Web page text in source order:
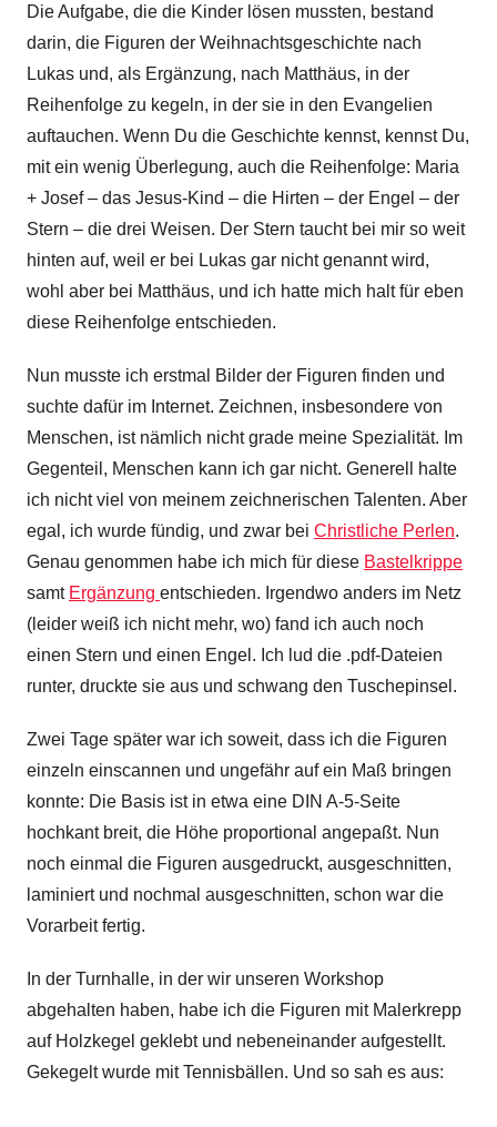
Die Aufgabe, die die Kinder lösen mussten, bestand
darin, die Figuren der Weihnachtsgeschichte nach
Lukas und, als Ergänzung, nach Matthäus, in der
Reihenfolge zu kegeln, in der sie in den Evangelien
auftauchen. Wenn Du die Geschichte kennst, kennst Du,
mit ein wenig Überlegung, auch die Reihenfolge: Maria
+ Josef – das Jesus-Kind – die Hirten – der Engel – der
Stern – die drei Weisen. Der Stern taucht bei mir so weit
hinten auf, weil er bei Lukas gar nicht genannt wird,
wohl aber bei Matthäus, und ich hatte mich halt für eben
diese Reihenfolge entschieden.
Nun musste ich erstmal Bilder der Figuren finden und
suchte dafür im Internet. Zeichnen, insbesondere von
Menschen, ist nämlich nicht grade meine Spezialität. Im
Gegenteil, Menschen kann ich gar nicht. Generell halte
ich nicht viel von meinem zeichnerischen Talenten. Aber
egal, ich wurde fündig, und zwar bei Christliche Perlen.
Genau genommen habe ich mich für diese Bastelkrippe
samt Ergänzung entschieden. Irgendwo anders im Netz
(leider weiß ich nicht mehr, wo) fand ich auch noch
einen Stern und einen Engel. Ich lud die .pdf-Dateien
runter, druckte sie aus und schwang den Tuschepinsel.
Zwei Tage später war ich soweit, dass ich die Figuren
einzeln einscannen und ungefähr auf ein Maß bringen
konnte: Die Basis ist in etwa eine DIN A-5-Seite
hochkant breit, die Höhe proportional angepaßt. Nun
noch einmal die Figuren ausgedruckt, ausgeschnitten,
laminiert und nochmal ausgeschnitten, schon war die
Vorarbeit fertig.
In der Turnhalle, in der wir unseren Workshop
abgehalten haben, habe ich die Figuren mit Malerkrepp
auf Holzkegel geklebt und nebeneinander aufgestellt.
Gekegelt wurde mit Tennisbällen. Und so sah es aus: